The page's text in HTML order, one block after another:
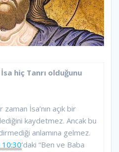
İsa hiç Tanrı olduğunu
İsa’nın açık bir
kaydetmez. Ancak bu
anlamına gelmez.
10:30’daki “Ben ve Baba